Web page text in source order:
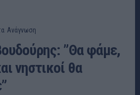
Ανάγνωση
”Θα φάμε,
νηστικοί θα